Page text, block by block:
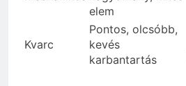
elem
Kvarc
Pontos, olcsóbb,
kevés
karbantartás